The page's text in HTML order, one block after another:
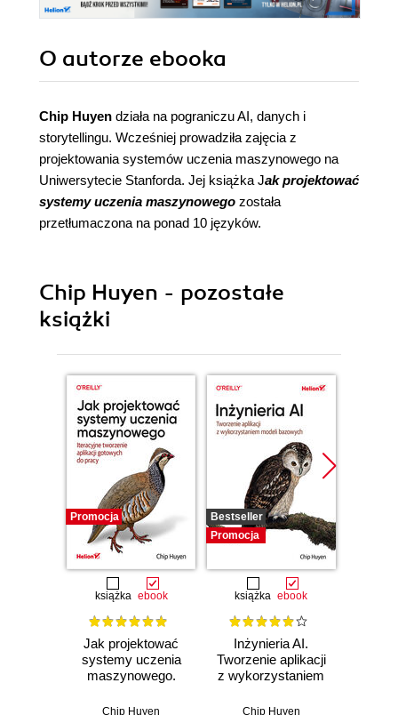
O autorze ebooka
Chip Huyen działa na pograniczu AI, danych i
storytellingu. Wcześniej prowadziła zajęcia z
projektowania systemów uczenia maszynowego na
Uniwersytecie Stanforda. Jej książka Jak projektować
systemy uczenia maszynowego została
przetłumaczona na ponad 10 języków.
Chip Huyen - pozostałe
książki
Promocja
książka ebook
Jak projektować
systemy uczenia
maszynowego.
tworzenie aplikacji
Chip Huyen
Bestseller
Promocja
książka ebook
Inżynieria AI.
Tworzenie aplikacji
z wykorzystaniem
Chip Huyen